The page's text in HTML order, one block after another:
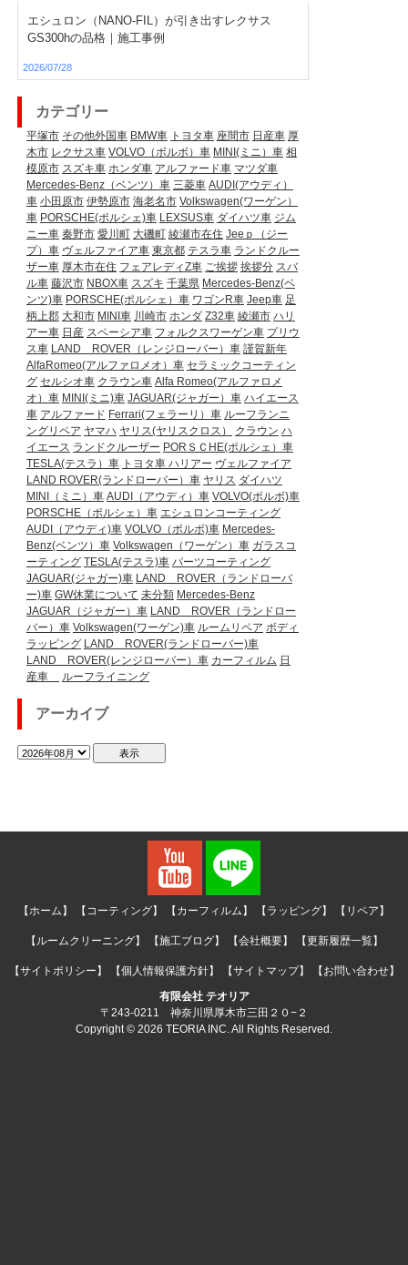
エシュロン（NANO-FIL）が引き出すレクサス
GS300hの品格｜施工事例
2026/07/28
カテゴリー
平塚市 その他外国車 BMW車 トヨタ車 座間市 日産車 厚
木市 レクサス車 VOLVO（ボルボ）車 MINI(ミニ）車 相
模原市 スズキ車 ホンダ車 アルファード車 マツダ車
Mercedes-Benz（ベンツ）車 三菱車 AUDI(アウディ）
車 小田原市 伊勢原市 海老名市 Volkswagen(ワーゲン）
車 PORSCHE(ポルシェ)車 LEXSUS車 ダイハツ車 ジム
ニー車 秦野市 愛川町 大磯町 綾瀬市在住 Jeeｐ（ジー
プ）車 ヴェルファイア車 東京都 テスラ車 ランドクルー
ザー車 厚木市在住 フェアレディZ車 ご挨拶 挨拶分 スバ
ル車 藤沢市 NBOX車 スズキ 千葉県 Mercedes-Benz(ベ
ンツ)車 PORSCHE(ポルシェ）車 ワゴンR車 Jeep車 足
柄上郡 大和市 MINI車 川崎市 ホンダ Z32車 綾瀬市 ハリ
アー車 日産 スペーシア車 フォルクスワーゲン車 プリウ
ス車 LAND ROVER（レンジローバー）車 謹賀新年
AlfaRomeo(アルファロメオ）車 セラミックコーティン
グ セルシオ車 クラウン車 Alfa Romeo(アルファロメ
オ）車 MINI(ミニ)車 JAGUAR(ジャガー）車 ハイエース
車 アルファード Ferrari(フェラーリ）車 ルーフランニ
ングリペア ヤマハ ヤリス(ヤリスクロス） クラウン ハ
イエース ランドクルーザー PORＳＣHE(ポルシェ）車
TESLA(テスラ）車 トヨタ車 ハリアー ヴェルファイア
LAND ROVER(ランドローバー）車 ヤリス ダイハツ
MINI（ミニ）車 AUDI（アウディ）車 VOLVO(ボルボ)車
PORSCHE（ポルシェ）車 エシュロンコーティング
AUDI（アウディ)車 VOLVO（ボルボ)車 Mercedes-
Benz(ベンツ）車 Volkswagen（ワーゲン）車 ガラスコ
ーティング TESLA(テスラ)車 パーツコーティング
JAGUAR(ジャガー)車 LAND ROVER（ランドローバ
ー)車 GW休業について 未分類 Mercedes-Benz
JAGUAR（ジャガー）車 LAND ROVER（ランドロー
バー）車 Volkswagen(ワーゲン)車 ルームリペア ボディ
ラッピング LAND ROVER(ランドローバー)車
LAND ROVER(レンジローバー）車 カーフィルム 日
産車
ルーフライニング
アーカイブ
【ホーム】 【コーティング】 【カーフィルム】 【ラッピング】 【リペア】
【ルームクリーニング】 【施工ブログ】 【会社概要】 【更新履歴一覧】
【サイトポリシー】 【個人情報保護方針】 【サイトマップ】
【お問い合わせ】
有限会社 テオリア
〒243-0211 神奈川県厚木市三田２０−２
Copyright © 2026 TEORIA INC. All Rights Reserved.